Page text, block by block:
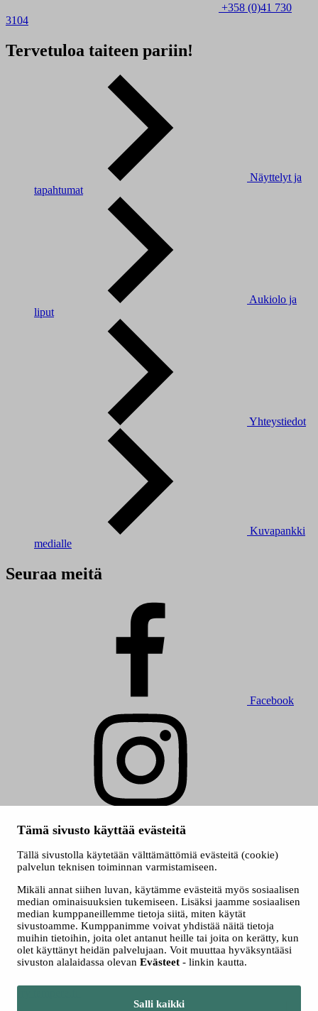
Tämä sivusto käyttää evästeitä
Tällä sivustolla käytetään välttämättömiä evästeitä (cookie)
palvelun teknisen toiminnan varmistamiseen.
Mikäli annat siihen luvan, käytämme evästeitä myös sosiaalisen
median ominaisuuksien tukemiseen. Lisäksi jaamme sosiaalisen
median kumppaneillemme tietoja siitä, miten käytät
sivustoamme. Kumppanimme voivat yhdistää näitä tietoja
muihin tietoihin, joita olet antanut heille tai joita on kerätty, kun
olet käyttänyt heidän palvelujaan. Voit muuttaa hyväksyntääsi
sivuston alalaidassa olevan Evästeet - linkin kautta.
Salli kaikki
+358 (0)41 730
3104
Tervetuloa taiteen pariin!
Näyttelyt ja
tapahtumat
Aukiolo ja
liput
Yhteystiedot
Kuvapankki
medialle
Seuraa meitä
Facebook
Instagram
© 2026 Tampereen kaupunki
Saavutettavuusseloste
Kuva etusivulla ylinnä: Heli Hakala